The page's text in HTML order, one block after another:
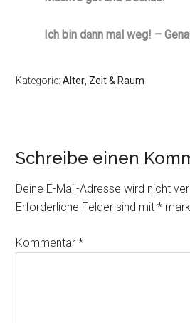
Ich bin dann mal weg! –
Kategorie:Alter Zeit & Raum
Schreibe einen
Deine E-Mail-Adresse wird nicht
Erforderliche Felder sind mit*
Kommentar*